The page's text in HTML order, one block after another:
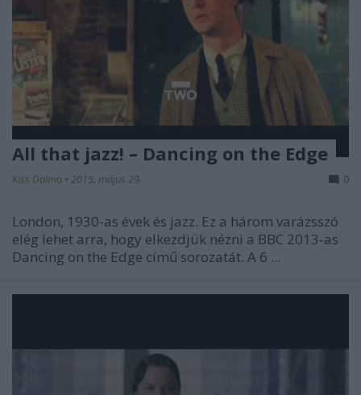
All that jazz! – Dancing on the Edge
Kiss Dalma • 2015. május 29. 0
London, 1930-as évek és jazz. Ez a három varázsszó
elég lehet arra, hogy elkezdjük nézni a BBC 2013-as
Dancing on the Edge című sorozatát. A 6 ...